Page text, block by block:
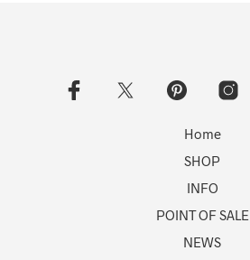
Home
SHOP
INFO
POINT OF SALE
NEWS